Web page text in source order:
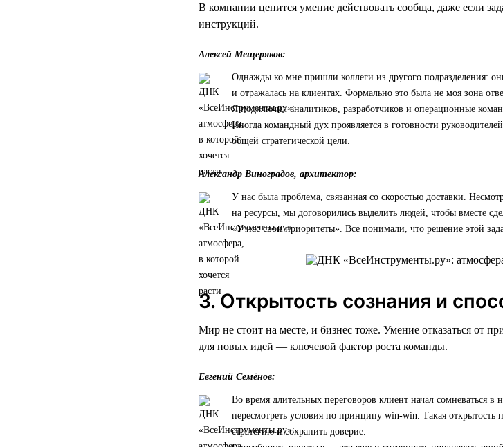
В компании ценится умение действовать сообща, даже если
инструкций.
Алексей Мещеряков:
Однажды ко мне пришли коллеги из другого подразделения:
и отражалась на клиентах. Формально это была не моя зона
Я подключил аналитиков, разработчиков и операционные
Иногда командный дух проявляется в готовности
общей стратегической цели.
Александр Виноградов, архитектор:
У нас была проблема, связанная со скоростью доставки.
на ресурсы, мы договорились выделить людей, чтобы вместе
«У нас свои приоритеты». Все понимали, что решение этой
3. Открытость сознания и
Мир не стоит на месте, и бизнес тоже. Умение отказаться от
для новых идей — ключевой фактор роста команды.
Евгений Семёнов:
Во время длительных переговоров клиент начал сомневаться
пересмотреть условия по принципу win-win. Такая открытость
стратегию и сохранить доверие.